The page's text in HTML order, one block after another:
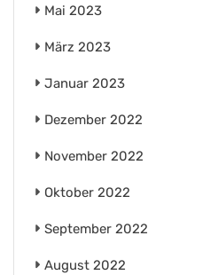
Mai 2023
März 2023
Januar 2023
Dezember 2022
November 2022
Oktober 2022
September 2022
August 2022